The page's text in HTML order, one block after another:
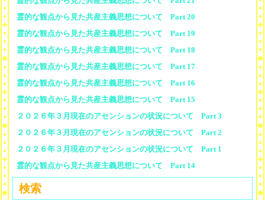
霊的な観点から見た共産主義思想について Part 20
霊的な観点から見た共産主義思想について Part 19
霊的な観点から見た共産主義思想について Part 18
霊的な観点から見た共産主義思想について Part 17
霊的な観点から見た共産主義思想について Part 16
霊的な観点から見た共産主義思想について Part 15
２０２６年３月現在のアセンションの状況について Part 3
２０２６年３月現在のアセンションの状況について Part 2
２０２６年３月現在のアセンションの状況について Part 1
霊的な観点から見た共産主義思想について Part 14
検索